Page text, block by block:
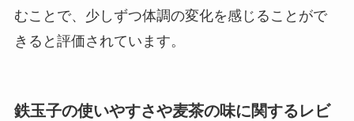
むことで、少しずつ体調の変化を感じることがで
きると評価されています。
鉄玉子の使いやすさや麦茶の味に関するレビ